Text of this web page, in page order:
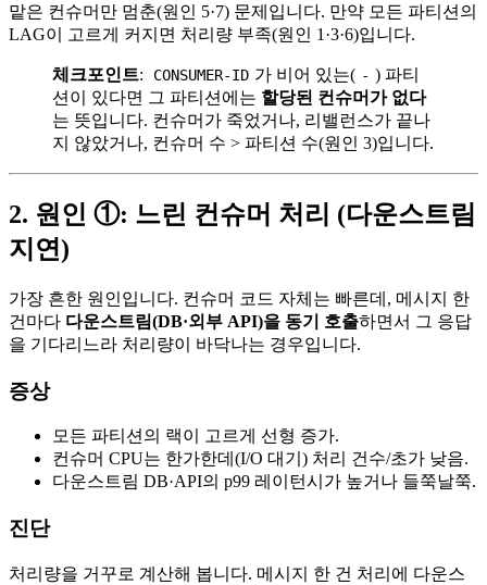
맡은 컨슈머만 멈춘(원인 5·7) 문제입니다. 만약 모든 파티션의
LAG이 고르게 커지면 처리량 부족(원인 1·3·6)입니다.
체크포인트: CONSUMER-ID 가 비어 있는( - ) 파티
션이 있다면 그 파티션에는 할당된 컨슈머가 없다
는 뜻입니다. 컨슈머가 죽었거나, 리밸런스가 끝나
지 않았거나, 컨슈머 수 > 파티션 수(원인 3)입니다.
2. 원인 ①: 느린 컨슈머 처리 (다운스트림
지연)
가장 흔한 원인입니다. 컨슈머 코드 자체는 빠른데, 메시지 한
건마다 다운스트림(DB·외부 API)을 동기 호출하면서 그 응답
을 기다리느라 처리량이 바닥나는 경우입니다.
증상
모든 파티션의 랙이 고르게 선형 증가.
컨슈머 CPU는 한가한데(I/O 대기) 처리 건수/초가 낮음.
다운스트림 DB·API의 p99 레이턴시가 높거나 들쭉날쭉.
진단
처리량을 거꾸로 계산해 봅니다. 메시지 한 건 처리에 다운스